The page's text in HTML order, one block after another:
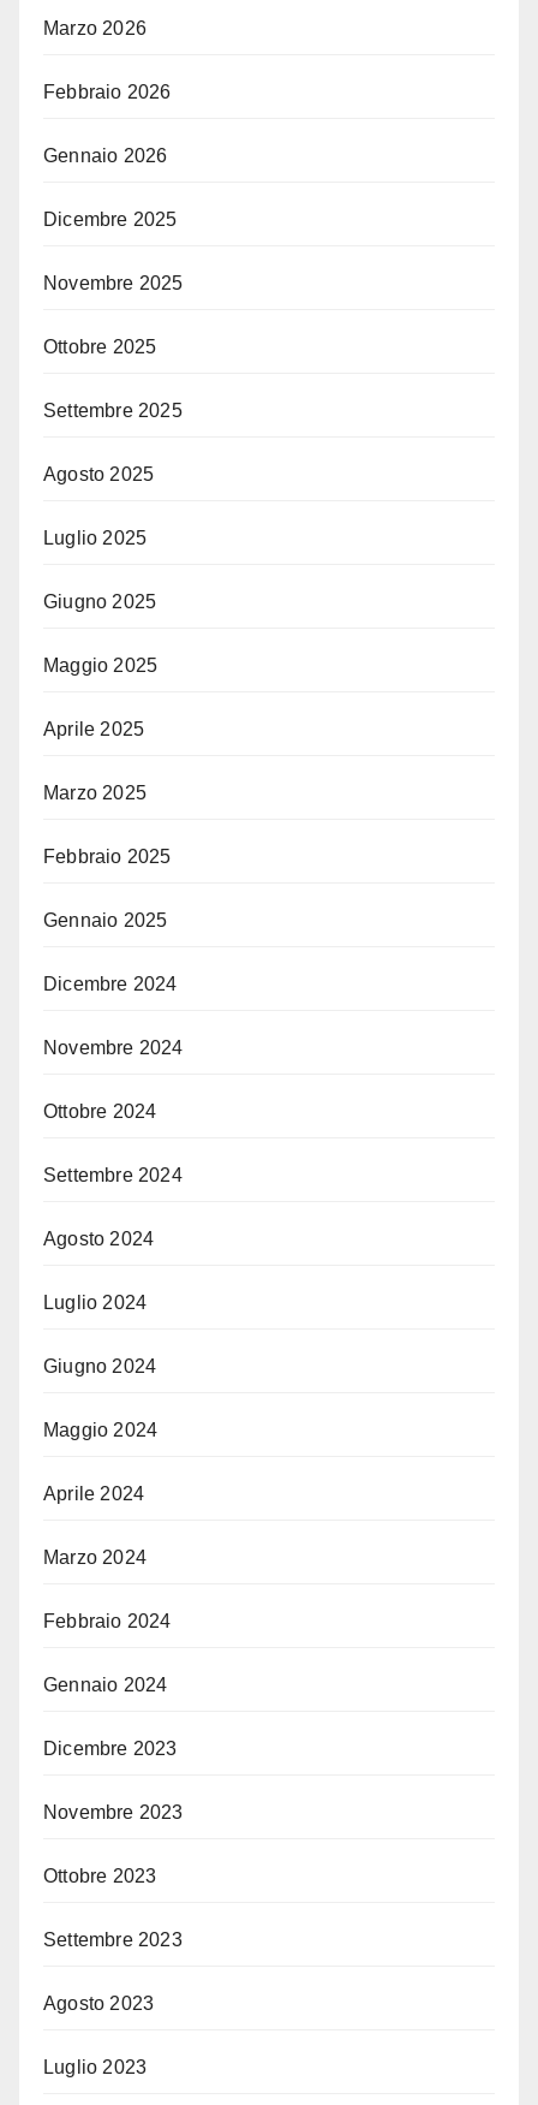
Marzo 2026
Febbraio 2026
Gennaio 2026
Dicembre 2025
Novembre 2025
Ottobre 2025
Settembre 2025
Agosto 2025
Luglio 2025
Giugno 2025
Maggio 2025
Aprile 2025
Marzo 2025
Febbraio 2025
Gennaio 2025
Dicembre 2024
Novembre 2024
Ottobre 2024
Settembre 2024
Agosto 2024
Luglio 2024
Giugno 2024
Maggio 2024
Aprile 2024
Marzo 2024
Febbraio 2024
Gennaio 2024
Dicembre 2023
Novembre 2023
Ottobre 2023
Settembre 2023
Agosto 2023
Luglio 2023